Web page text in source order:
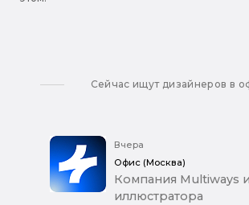
Сейчас ищут дизайнеров в
Вчера
Офис (Москва)
Компания Multiways
иллюстратора